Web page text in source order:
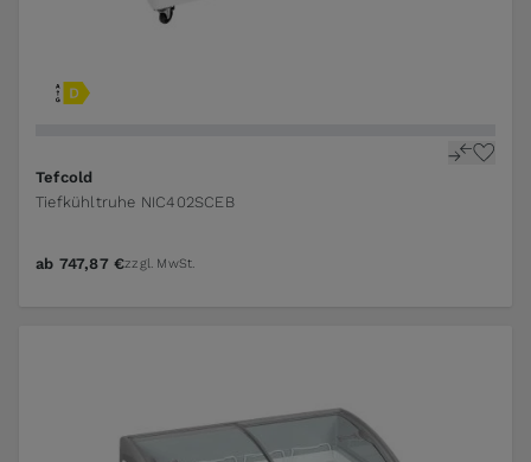
Tefcold
Tiefkühltruhe NIC402SCEB
ab 747,87 €zzgl. MwSt.